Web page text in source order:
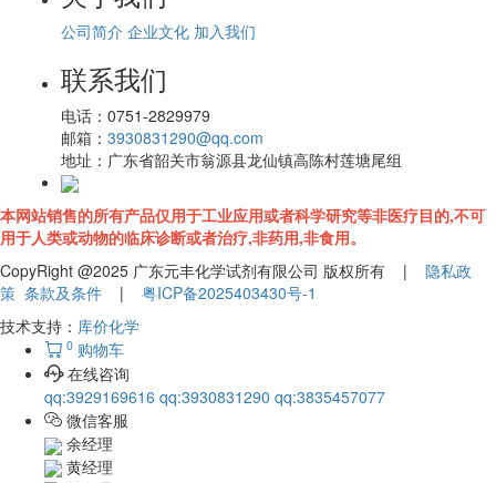
公司简介 企业文化 加入我们
联系我们
电话： 0751-2829979
邮箱： 3930831290@qq.com
地址： 广东省韶关市翁源县龙仙镇高陈村莲塘尾组
本网站销售的所有产品仅用于工业应用或者科学研究等非医疗目的,不可
用于人类或动物的临床诊断或者治疗,非药用,非食用。
CopyRight @2025 广东元丰化学试剂有限公司 版权所有 | 隐私政
策 条款及条件 | 粤ICP备2025403430号-1
技术支持： 库价化学
0 购物车
在线咨询
qq:3929169616 qq:3930831290 qq:3835457077
微信客服
余经理
黄经理